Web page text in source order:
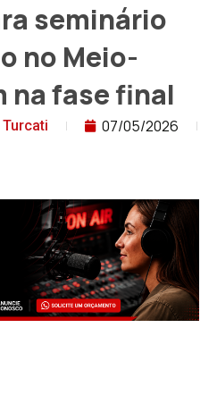
seminário
no Meio-
na fase final
Turcati
07/05/2026